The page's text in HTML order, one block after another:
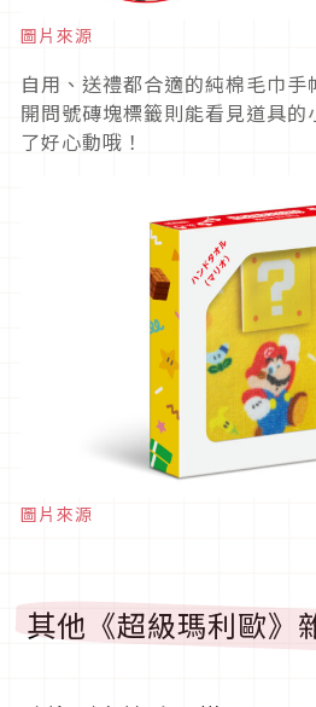
圖片來源
自用、送禮都合適的純棉毛巾
開問號磚塊標籤則能看見道具
了好心動哦！
圖片來源
其他《超級瑪利歐》